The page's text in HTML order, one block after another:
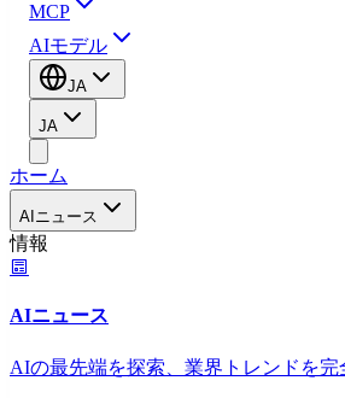
MCP
AIモデル
JA
JA
ホーム
AIニュース
情報
AIニュース
AIの最先端を探索、業界トレンドを完